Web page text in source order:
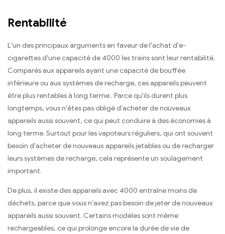
Rentabilité
L'un des principaux arguments en faveur de l'achat d'e-
cigarettes d'une capacité de 4000 les trains sont leur rentabilité.
Comparés aux appareils ayant une capacité de bouffée
inférieure ou aux systèmes de recharge, ces appareils peuvent
être plus rentables à long terme.. Parce qu'ils durent plus
longtemps, vous n'êtes pas obligé d'acheter de nouveaux
appareils aussi souvent, ce qui peut conduire à des économies à
long terme. Surtout pour les vapoteurs réguliers, qui ont souvent
besoin d'acheter de nouveaux appareils jetables ou de recharger
leurs systèmes de recharge, cela représente un soulagement
important.
De plus, il existe des appareils avec 4000 entraîne moins de
déchets, parce que vous n'avez pas besoin de jeter de nouveaux
appareils aussi souvent. Certains modèles sont même
rechargeables, ce qui prolonge encore la durée de vie de